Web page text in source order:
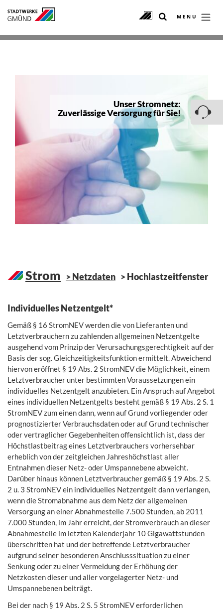
MENU
Unser Stromnetz:
Zuverlässige Versorgung für Sie!
Strom Netzdaten Hochlastzeitfenster
Individuelles Netzentgelt*
Gemäß § 16 StromNEV werden die von Lieferanten und
Letztverbrauchern zu zahlenden allgemeinen Netzentgelte
ausgehend vom Prinzip der Verursachungsgerechtigkeit auf der
Basis der sog. Gleichzeitigkeitsfunktion ermittelt. Abweichend
hiervon eröffnet § 19 Abs. 2 StromNEV die Möglichkeit, einem
Letztverbraucher unter bestimmten Voraussetzungen ein
individuelles Netzentgelt anzubieten. Ein Anspruch auf Angebot
eines individuellen Netzentgelts besteht gemäß § 19 Abs. 2 S. 1
StromNEV zum einen dann, wenn auf Grund vorliegender oder
prognostizierter Verbrauchsdaten oder auf Grund technischer
oder vertraglicher Gegebenheiten offensichtlich ist, dass der
Höchstlastbeitrag eines Letztverbrauchers vorhersehbar
erheblich von der zeitgleichen Jahreshöchstlast aller
Entnahmen dieser Netz- oder Umspannebene abweicht.
Darüber hinaus können Letztverbraucher gemäß § 19 Abs. 2 S.
2 u. 3 StromNEV ein individuelles Netzentgelt dann verlangen,
wenn die Stromabnahme aus dem Netz der allgemeinen
Versorgung an einer Abnahmestelle 7.500 Stunden, ab 2011
7.000 Stunden, im Jahr erreicht, der Stromverbrauch an dieser
Abnahmestelle im letzten Kalenderjahr 10 Gigawattstunden
überschritten hat und der betreffende Letztverbraucher
aufgrund seiner besonderen Anschlusssituation zu einer
Senkung oder zu einer Vermeidung der Erhöhung der
Netzkosten dieser und aller vorgelagerter Netz- und
Umspannebenen beiträgt.
Bei der nach § 19 Abs. 2 S. 5 StromNEV erforderlichen